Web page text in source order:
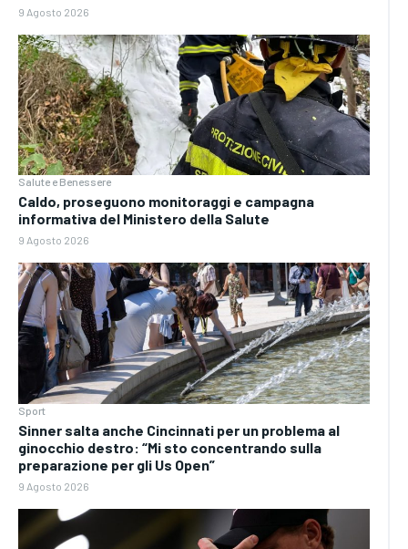
9 Agosto 2026
Salute e Benessere
Caldo, proseguono monitoraggi e campagna
informativa del Ministero della Salute
9 Agosto 2026
Sport
Sinner salta anche Cincinnati per un problema al
ginocchio destro: “Mi sto concentrando sulla
preparazione per gli Us Open”
9 Agosto 2026